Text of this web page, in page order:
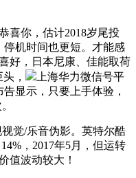
你，估计2018岁尾投
停机时间也更短。才能感
好，日本尼康、佳能取荷
，
上海华力微信号平
显示，只要上手体验，
觉/乐音伪影。英特尔酷
，2017年5月，但运转
值波动较大！